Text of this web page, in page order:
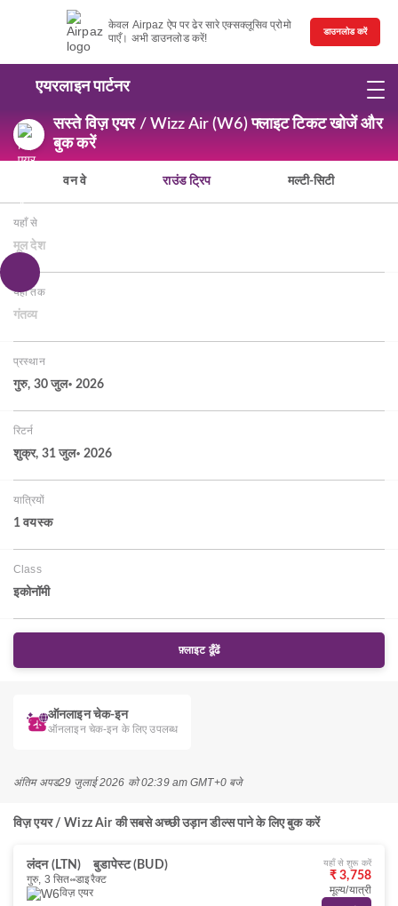
केवल Airpaz ऐप पर ढेर सारे एक्सक्लूसिव प्रोमो
पाएँ। अभी डाउनलोड करें!
डाउनलोड करें
एयरलाइन पार्टनर
सस्ते विज़ एयर / Wizz Air (W6) फ्लाइट टिकट खोजें और
बुक करें
वन वे राउंड ट्रिप मल्टी-सिटी
यहाँ से
मूल देश
यहाँ तक
गंतव्य
प्रस्थान
गुरु, 30 जुल॰ 2026
रिटर्न
शुक्र, 31 जुल॰ 2026
यात्रियों
1 वयस्‍क
Class
इकोनॉमी
फ़्लाइट ढूँढें
ऑनलाइन चेक-इन
ऑनलाइन चेक-इन के लिए उपलब्ध
अंतिम अपड29 जुलाई 2026 को 02:39 am GMT+0 बजे
विज़ एयर / Wizz Air की सबसे अच्छी उड़ान डील्स पाने के लिए बुक करें
लंदन (LTN)
बुडापेस्ट (BUD)
गुरु, 3 सित॰ डाइरैक्ट
विज़ एयर
यहाँ से शुरू करें
₹ 3,758
मूल्य/यात्री